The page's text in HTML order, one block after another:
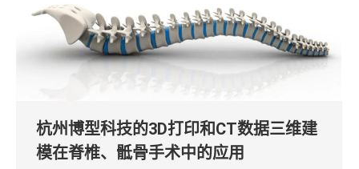
杭州博型科技的3D打印和CT数据三维建
模在脊椎、骶骨手术中的应用